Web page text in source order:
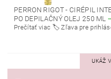
PERRON RIGOT - CIRÉPIL
PO DEPILAČNÝ OLEJ 250 ML –
Prečítať viac 🏷️ Zľava pre
UKÁŽ